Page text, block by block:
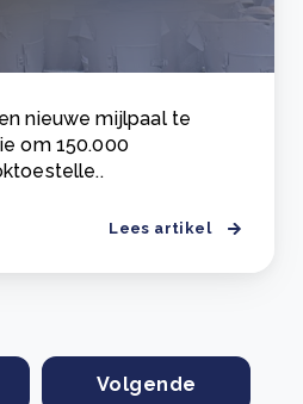
nieuwe mijlpaal te
om 150.000
Lees artikel
Volgende